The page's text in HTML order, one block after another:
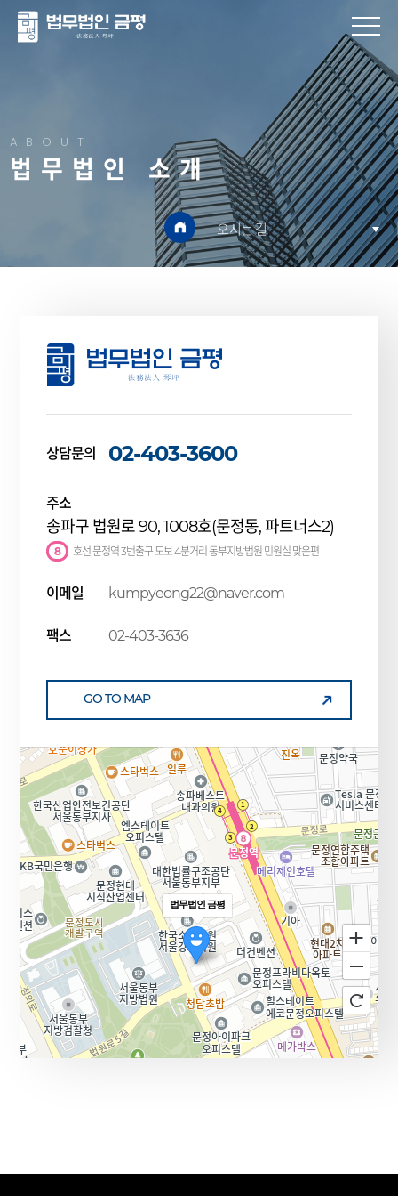
ABOUT
법무법인 소개
오시는 길
상담문의 02-403-3600
주소
송파구 법원로 90, 1008호(문정동, 파트너스2)
8 호선 문정역 3번출구 도보 4분거리 동부지방법원 민원실 맞은편
이메일 kumpyeong22@naver.com
팩스 02-403-3636
GO TO MAP
법무법인 금평